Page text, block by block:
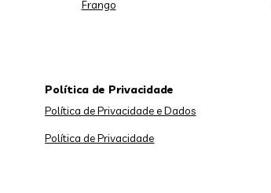
Frango
Política de Privacidade
Política de Privacidade e Dados
Política de Privacidade